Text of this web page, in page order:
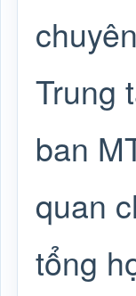
Trung
ban
quan
tổng